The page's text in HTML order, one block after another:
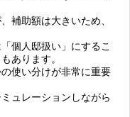
補助額は大きいため、
個人邸扱い」にするこ
あります。
使い分けが非常に重要
ュレーションしながら